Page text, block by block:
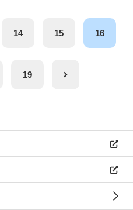
14 15 16
19